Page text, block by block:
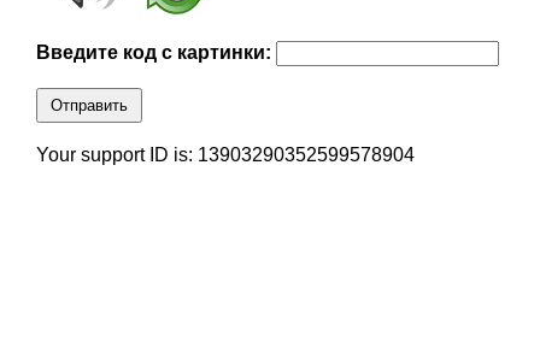
Введите код с картинки:
Отправить
Your support ID is: 13903290352599578904